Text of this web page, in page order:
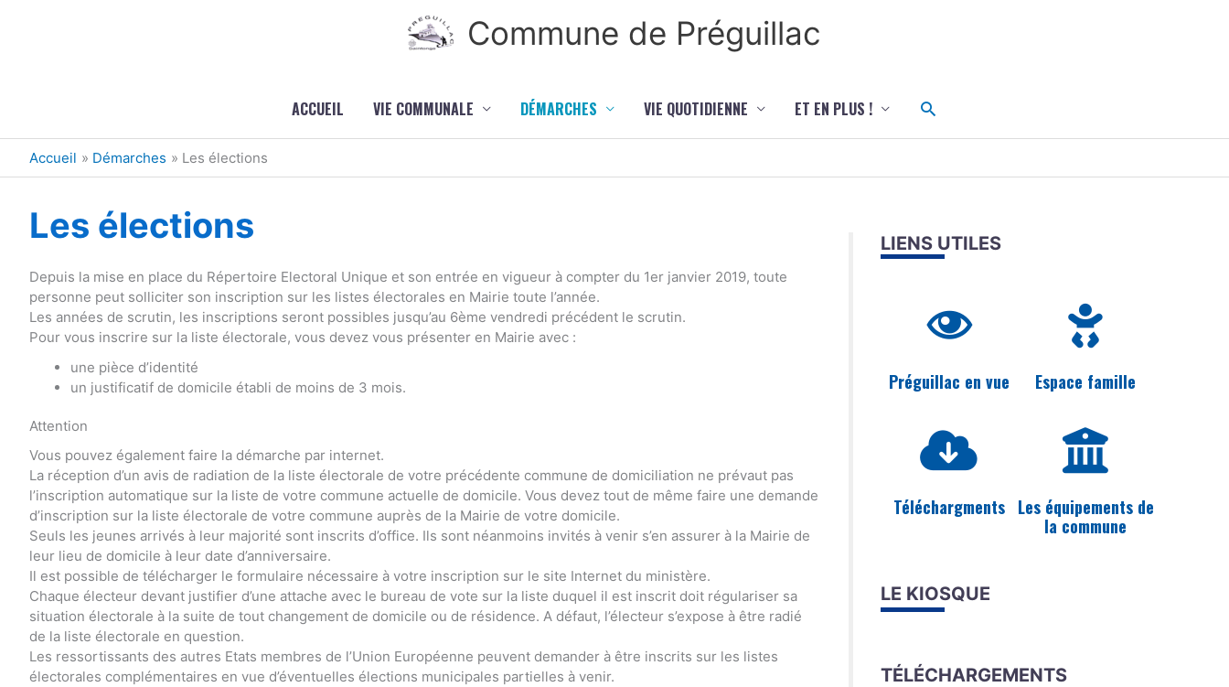
Commune de Préguillac
ACCUEIL VIE COMMUNALE DÉMARCHES VIE QUOTIDIENNE ET EN PLUS ! Rechercher
Accueil Démarches Les élections
Les élections
Depuis la mise en place du Répertoire Electoral Unique et son entrée en vigueur à compter du 1er janvier 2019, toute
personne peut solliciter son inscription sur les listes électorales en Mairie toute l’année.
Les années de scrutin, les inscriptions seront possibles jusqu’au 6ème vendredi précédent le scrutin.
Pour vous inscrire sur la liste électorale, vous devez vous présenter en Mairie avec :
une pièce d’identité
un justificatif de domicile établi de moins de 3 mois.
Attention
Vous pouvez également faire la démarche par internet.
La réception d’un avis de radiation de la liste électorale de votre précédente commune de domiciliation ne prévaut pas
l’inscription automatique sur la liste de votre commune actuelle de domicile. Vous devez tout de même faire une demande
d’inscription sur la liste électorale de votre commune auprès de la Mairie de votre domicile.
Seuls les jeunes arrivés à leur majorité sont inscrits d’office. Ils sont néanmoins invités à venir s’en assurer à la Mairie de
leur lieu de domicile à leur date d’anniversaire.
Il est possible de télécharger le formulaire nécessaire à votre inscription sur le site Internet du ministère.
Chaque électeur devant justifier d’une attache avec le bureau de vote sur la liste duquel il est inscrit doit régulariser sa
situation électorale à la suite de tout changement de domicile ou de résidence. A défaut, l’électeur s’expose à être radié
de la liste électorale en question.
Les ressortissants des autres Etats membres de l’Union Européenne peuvent demander à être inscrits sur les listes
électorales complémentaires en vue d’éventuelles élections municipales partielles à venir.
LIENS UTILES
Préguillac en vue Espace famille
Téléchargments Les équipements de
la commune
LE KIOSQUE
TÉLÉCHARGEMENTS